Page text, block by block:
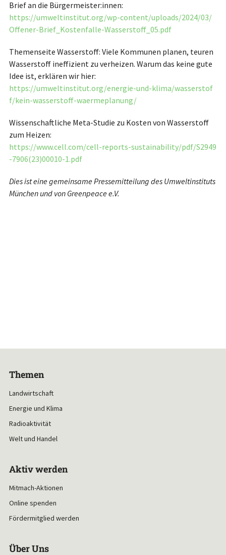
Brief an die Bürgermeister:innen:
https://umweltinstitut.org/wp-content/uploads/2024/03/
Offener-Brief_Kostenfalle-Wasserstoff_05.pdf
Themenseite Wasserstoff: Viele Kommunen planen, teuren
Wasserstoff ineffizient zu verheizen. Warum das keine gute
Idee ist, erklären wir hier:
https://umweltinstitut.org/energie-und-klima/wasserstof
f/kein-wasserstoff-waermeplanung/
Wissenschaftliche Meta-Studie zu Kosten von Wasserstoff
zum Heizen:
https://www.cell.com/cell-reports-sustainability/pdf/S2949
-7906(23)00010-1.pdf
Dies ist eine gemeinsame Pressemitteilung des Umweltinstituts
München und von Greenpeace e.V.
Themen
Landwirtschaft
Energie und Klima
Radioaktivität
Welt und Handel
Aktiv werden
Mitmach-Aktionen
Online spenden
Fördermitglied werden
Über Uns